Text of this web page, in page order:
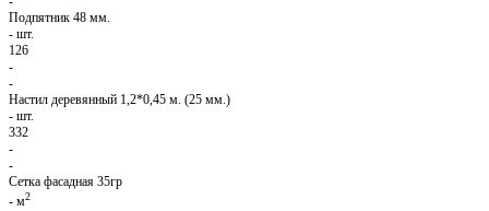
Подпятник 48 мм.
- шт.
126
-
-
Настил деревянный 1,2*0,45 м. (25 мм.)
- шт.
332
-
-
Сетка фасадная 35гр
- м2